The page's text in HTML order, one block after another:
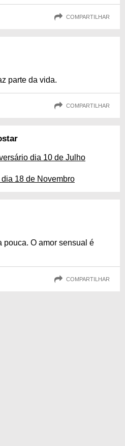
COMPARTILHAR
parte da vida.
COMPARTILHAR
dia 10 de Julho
18 de Novembro
pouca. O amor sensual é
COMPARTILHAR